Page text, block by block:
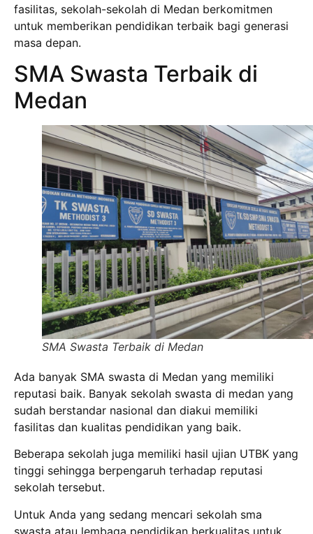
fasilitas, sekolah-sekolah di Medan berkomitmen
untuk memberikan pendidikan terbaik bagi generasi
masa depan.
SMA Swasta Terbaik di
Medan
SMA Swasta Terbaik di Medan
Ada banyak SMA swasta di Medan yang memiliki
reputasi baik. Banyak sekolah swasta di medan yang
sudah berstandar nasional dan diakui memiliki
fasilitas dan kualitas pendidikan yang baik.
Beberapa sekolah juga memiliki hasil ujian UTBK yang
tinggi sehingga berpengaruh terhadap reputasi
sekolah tersebut.
Untuk Anda yang sedang mencari sekolah sma
swasta atau lembaga pendidikan berkualitas untuk